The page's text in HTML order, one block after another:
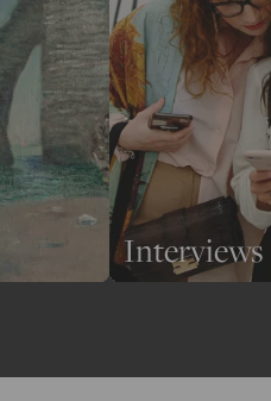
Interviews